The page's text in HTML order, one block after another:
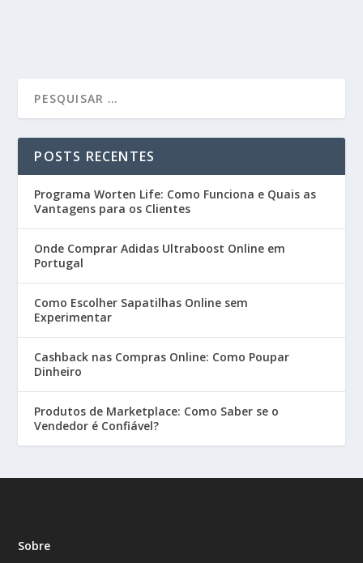
POSTS RECENTES
Programa Worten Life: Como Funciona e Quais as
Vantagens para os Clientes
Onde Comprar Adidas Ultraboost Online em
Portugal
Como Escolher Sapatilhas Online sem
Experimentar
Cashback nas Compras Online: Como Poupar
Dinheiro
Produtos de Marketplace: Como Saber se o
Vendedor é Confiável?
Sobre